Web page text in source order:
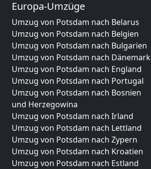
Europa-Umzüge
Umzug von Potsdam nach Belarus
Umzug von Potsdam nach Belgien
Umzug von Potsdam nach Bulgarien
Umzug von Potsdam nach Dänemark
Umzug von Potsdam nach England
Umzug von Potsdam nach Portugal
Umzug von Potsdam nach Bosnien
und Herzegowina
Umzug von Potsdam nach Irland
Umzug von Potsdam nach Lettland
Umzug von Potsdam nach Zypern
Umzug von Potsdam nach Kroatien
Umzug von Potsdam nach Estland